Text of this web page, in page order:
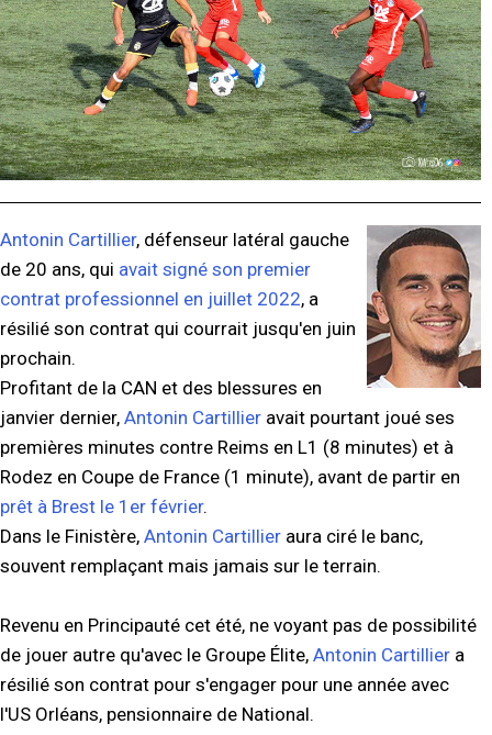
Antonin Cartillier, défenseur latéral gauche
de 20 ans, qui avait signé son premier
contrat professionnel en juillet 2022, a
résilié son contrat qui courrait jusqu'en juin
prochain.
Profitant de la CAN et des blessures en
janvier dernier, Antonin Cartillier avait pourtant joué ses
premières minutes contre Reims en L1 (8 minutes) et à
Rodez en Coupe de France (1 minute), avant de partir en
prêt à Brest le 1er février.
Dans le Finistère, Antonin Cartillier aura ciré le banc,
souvent remplaçant mais jamais sur le terrain.
Revenu en Principauté cet été, ne voyant pas de possibilité
de jouer autre qu'avec le Groupe Élite, Antonin Cartillier a
résilié son contrat pour s'engager pour une année avec
l'US Orléans, pensionnaire de National.